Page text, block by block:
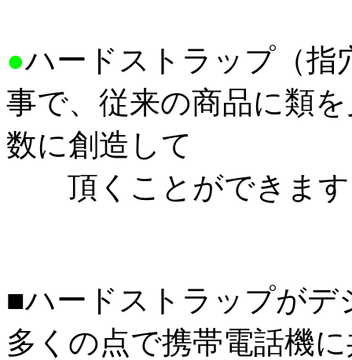
●ハードストラップ（指
事で、従来の商品に類
数に創造して
頂くことができます
■ハードストラップが
多くの点で携帯電話機